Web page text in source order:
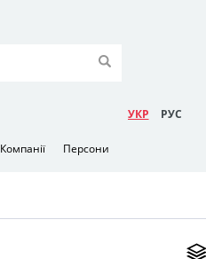
УКР РУC
Компанії Персони